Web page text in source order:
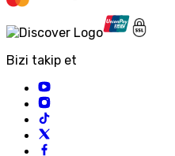
Bizi takip et